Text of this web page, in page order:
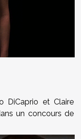
DiCaprio et Claire
un concours de